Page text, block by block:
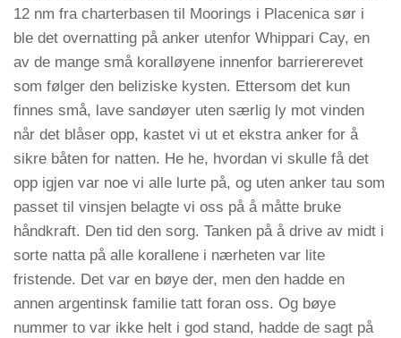
12 nm fra charterbasen til Moorings i Placenica sør i
ble det overnatting på anker utenfor Whippari Cay, en
av de mange små koralløyene innenfor barriererevet
som følger den beliziske kysten. Ettersom det kun
finnes små, lave sandøyer uten særlig ly mot vinden
når det blåser opp, kastet vi ut et ekstra anker for å
sikre båten for natten. He he, hvordan vi skulle få det
opp igjen var noe vi alle lurte på, og uten anker tau som
passet til vinsjen belagte vi oss på å måtte bruke
håndkraft. Den tid den sorg. Tanken på å drive av midt i
sorte natta på alle korallene i nærheten var lite
fristende. Det var en bøye der, men den hadde en
annen argentinsk familie tatt foran oss. Og bøye
nummer to var ikke helt i god stand, hadde de sagt på